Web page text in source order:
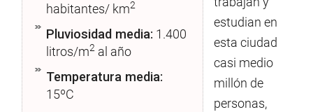
habitantes/ km2
Pluviosidad media: 1.400
litros/m2 al año
Temperatura media:
15ºC
estudian en
esta ciudad
casi medio
millón de
personas,